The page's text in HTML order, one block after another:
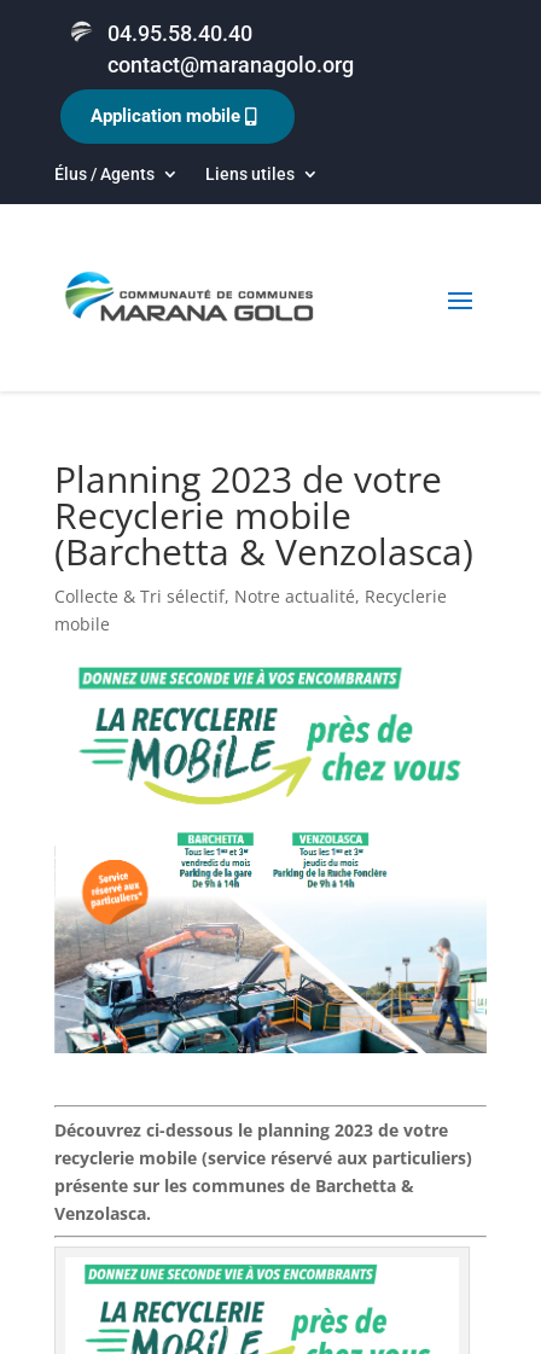
04.95.58.40.40
contact@maranagolo.org
Élus / Agents Liens utiles
Application mobile
Planning 2023 de votre
Recyclerie mobile
(Barchetta & Venzolasca)
Collecte & Tri sélectif, Notre actualité, Recyclerie
mobile
Découvrez ci-dessous le planning 2023 de votre
recyclerie mobile (service réservé aux particuliers)
présente sur les communes de Barchetta &
Venzolasca.